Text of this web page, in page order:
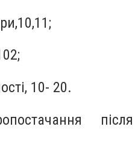
10- 20.
після